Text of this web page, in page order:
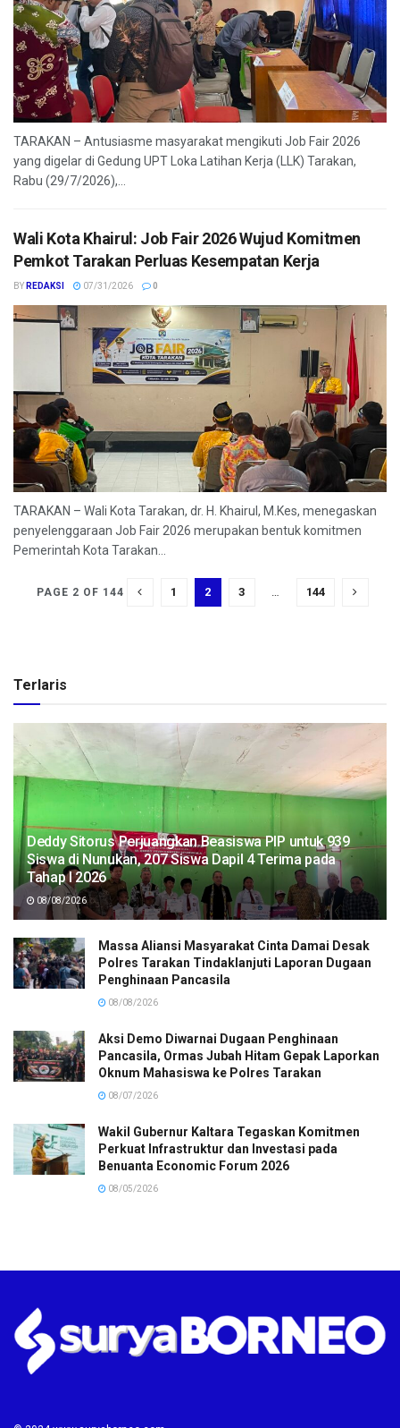
TARAKAN – Antusiasme masyarakat mengikuti Job Fair 2026
yang digelar di Gedung UPT Loka Latihan Kerja (LLK) Tarakan,
Rabu (29/7/2026),...
Wali Kota Khairul: Job Fair 2026 Wujud Komitmen
Pemkot Tarakan Perluas Kesempatan Kerja
BY REDAKSI 07/31/2026 0
TARAKAN – Wali Kota Tarakan, dr. H. Khairul, M.Kes, menegaskan
penyelenggaraan Job Fair 2026 merupakan bentuk komitmen
Pemerintah Kota Tarakan...
PAGE 2 OF 144 1 2 3 … 144
Terlaris
Deddy Sitorus Perjuangkan Beasiswa PIP untuk 939
Siswa di Nunukan, 207 Siswa Dapil 4 Terima pada
Tahap I 2026
08/08/2026
Massa Aliansi Masyarakat Cinta Damai Desak
Polres Tarakan Tindaklanjuti Laporan Dugaan
Penghinaan Pancasila
08/08/2026
Aksi Demo Diwarnai Dugaan Penghinaan
Pancasila, Ormas Jubah Hitam Gepak Laporkan
Oknum Mahasiswa ke Polres Tarakan
08/07/2026
Wakil Gubernur Kaltara Tegaskan Komitmen
Perkuat Infrastruktur dan Investasi pada
Benuanta Economic Forum 2026
08/05/2026